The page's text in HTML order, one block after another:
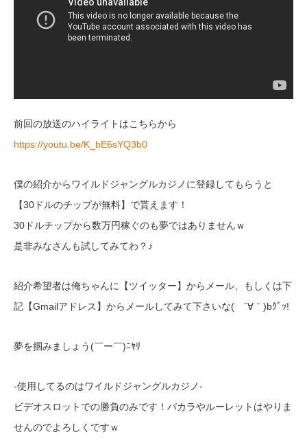
前回の放送のハイライトはこちらから
https://youtu.be/K_bE6sYQ3b0
僕の紹介からワイルドジャングルカジノに登録してもらうと
【30ドルのチップが無料】で貰えます！
30ドルチップから数万円稼ぐのも夢ではありませんｗ
是非みなさんも試してみてわ？♪
紹介希望者は俺ちゃんに【ツイッター】からメール、もしくは下
記【Gmailアドレス】からメールしてみて下さいな( ´∀｀)bｸﾞｯ!
夢を掴みましょう(￣ー￣)ﾆﾔﾘ
-使用してるのはワイルドジャングルカジノ-
ビデオスロットでの勝負のみです！バカラやルーレットはやりま
せんのでよろしくですｗ